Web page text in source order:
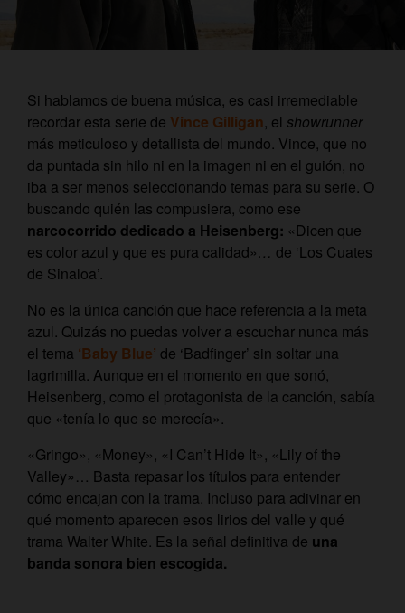
Si hablamos de buena música, es casi irremediable
recordar esta serie de Vince Gilligan, el showrunner
más meticuloso y detallista del mundo. Vince, que no
da puntada sin hilo ni en la imagen ni en el guión, no
iba a ser menos seleccionando temas para su serie. O
buscando quién las compusiera, como ese
narcocorrido dedicado a Heisenberg: «Dicen que
es color azul y que es pura calidad»… de ‘Los Cuates
de Sinaloa’.
No es la única canción que hace referencia a la meta
azul. Quizás no puedas volver a escuchar nunca más
el tema ‘Baby Blue’ de ‘Badfinger’ sin soltar una
lagrimilla. Aunque en el momento en que sonó,
Heisenberg, como el protagonista de la canción, sabía
que «tenía lo que se merecía».
«Gringo», «Money», «I Can’t Hide It», «Lily of the
Valley»… Basta repasar los títulos para entender
cómo encajan con la trama. Incluso para adivinar en
qué momento aparecen esos lirios del valle y qué
trama Walter White. Es la señal definitiva de una
banda sonora bien escogida.